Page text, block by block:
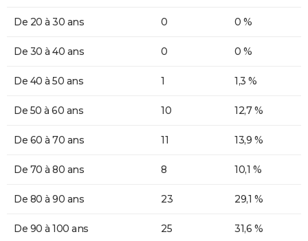
De 20 à 30 ans 0 0 %
De 30 à 40 ans 0 0 %
De 40 à 50 ans 1 1,3 %
De 50 à 60 ans 10 12,7 %
De 60 à 70 ans 11 13,9 %
De 70 à 80 ans 8 10,1 %
De 80 à 90 ans 23 29,1 %
De 90 à 100 ans 25 31,6 %